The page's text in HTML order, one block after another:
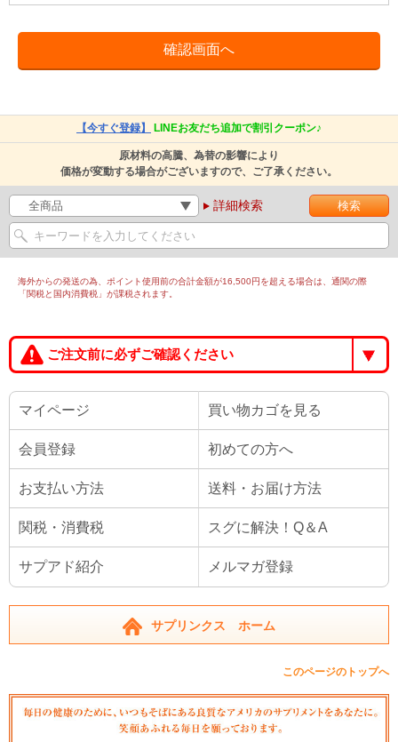
【今すぐ登録】 LINEお友だち追加で割引クーポン♪
原材料の高騰、為替の影響により
価格が変動する場合がございますので、ご了承ください。
詳細検索
海外からの発送の為、ポイント使用前の合計金額が16,500円を超える場合は、通関の際
「関税と国内消費税」が課税されます。
ご注文前に必ずご確認ください
マイページ 買い物カゴを見る
会員登録 初めての方へ
お支払い方法 送料・お届け方法
関税・消費税 スグに解決！Q＆A
サプアド紹介 メルマガ登録
サプリンクス ホーム
このページのトップへ